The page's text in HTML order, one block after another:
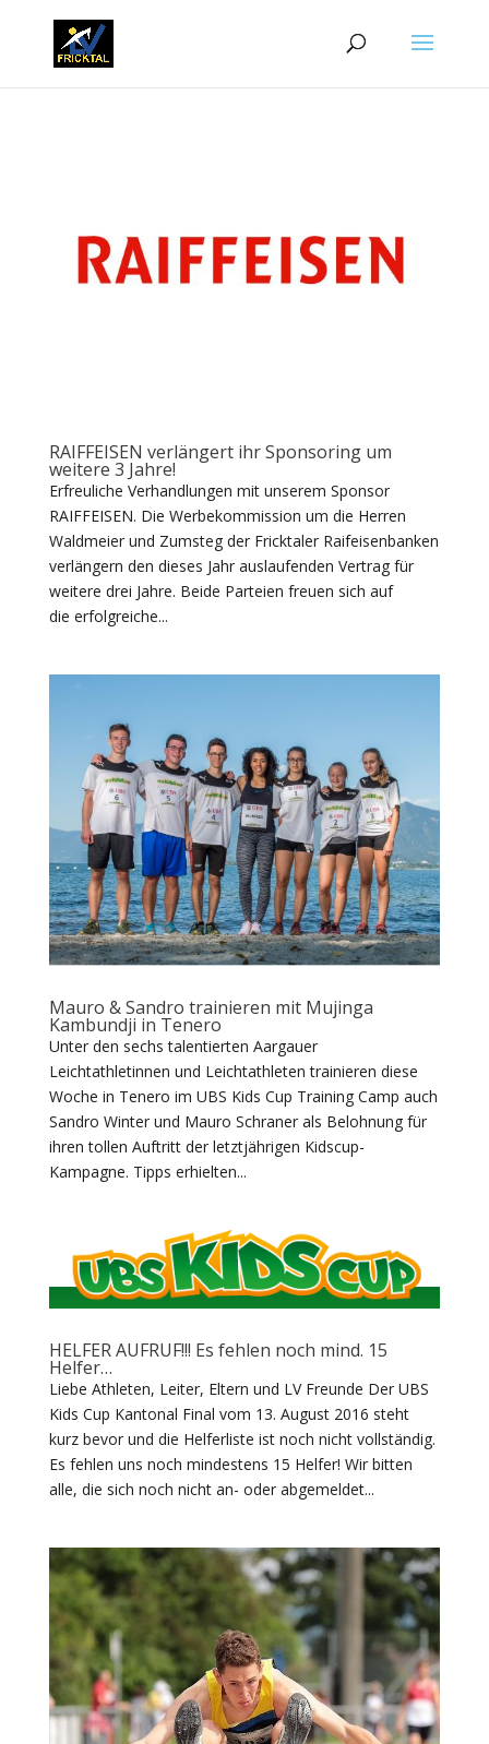
RAIFFEISEN verlängert ihr Sponsoring um
weitere 3 Jahre!
Erfreuliche Verhandlungen mit unserem Sponsor
RAIFFEISEN. Die Werbekommission um die Herren
Waldmeier und Zumsteg der Fricktaler Raifeisenbanken
verlängern den dieses Jahr auslaufenden Vertrag für
weitere drei Jahre. Beide Parteien freuen sich auf
die erfolgreiche...
Mauro & Sandro trainieren mit Mujinga
Kambundji in Tenero
Unter den sechs talentierten Aargauer
Leichtathletinnen und Leichtathleten trainieren diese
Woche in Tenero im UBS Kids Cup Training Camp auch
Sandro Winter und Mauro Schraner als Belohnung für
ihren tollen Auftritt der letztjährigen Kidscup-
Kampagne. Tipps erhielten...
HELFER AUFRUF!!! Es fehlen noch mind. 15
Helfer…
Liebe Athleten, Leiter, Eltern und LV Freunde Der UBS
Kids Cup Kantonal Final vom 13. August 2016 steht
kurz bevor und die Helferliste ist noch nicht vollständig.
Es fehlen uns noch mindestens 15 Helfer! Wir bitten
alle, die sich noch nicht an- oder abgemeldet...